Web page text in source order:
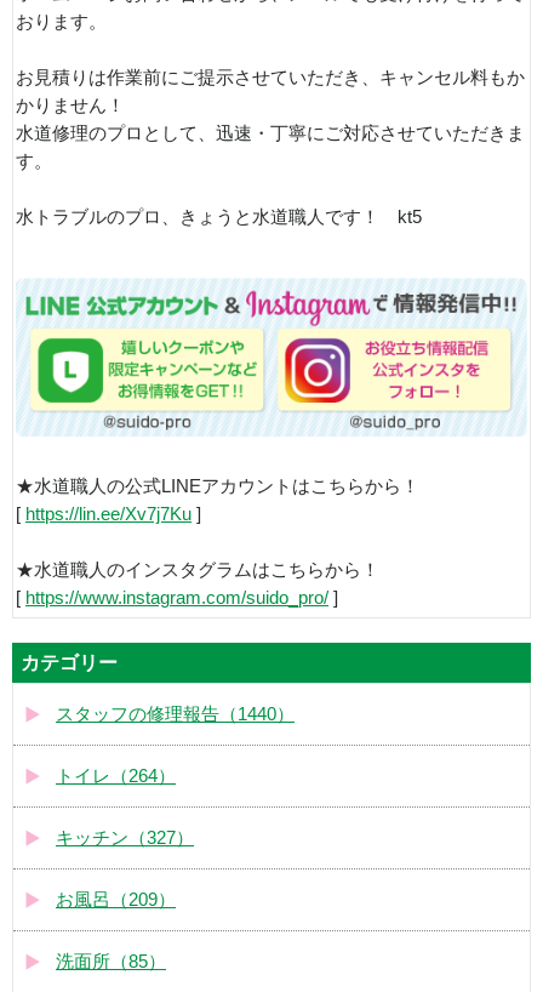
おります。
お見積りは作業前にご提示させていただき、キャンセル料もか
かりません！
水道修理のプロとして、迅速・丁寧にご対応させていただきま
す。
水トラブルのプロ、きょうと水道職人です！ kt5
★水道職人の公式LINEアカウントはこちらから！
[ https://lin.ee/Xv7j7Ku ]
★水道職人のインスタグラムはこちらから！
[ https://www.instagram.com/suido_pro/ ]
カテゴリー
スタッフの修理報告（1440）
トイレ（264）
キッチン（327）
お風呂（209）
洗面所（85）